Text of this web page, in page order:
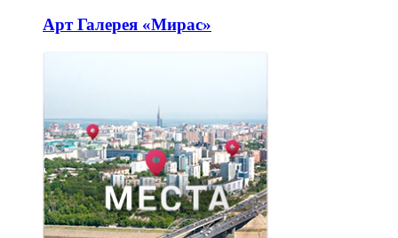
Арт Галерея «Мирас»